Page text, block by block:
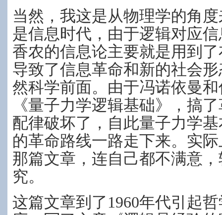
当然，我这是从物理学的角
是信息时代，由于逻辑对应
香农的信息论主要就是用到
导致了信息革命和新的社会
然科学前面。由于冯诺依曼
《量子力学逻辑基础》，搞
配律破坏了，自此量子力学
的革命路线一路走下来。实
那篇文章，连自己都不满意
究。
这篇文章到了1960年代引起